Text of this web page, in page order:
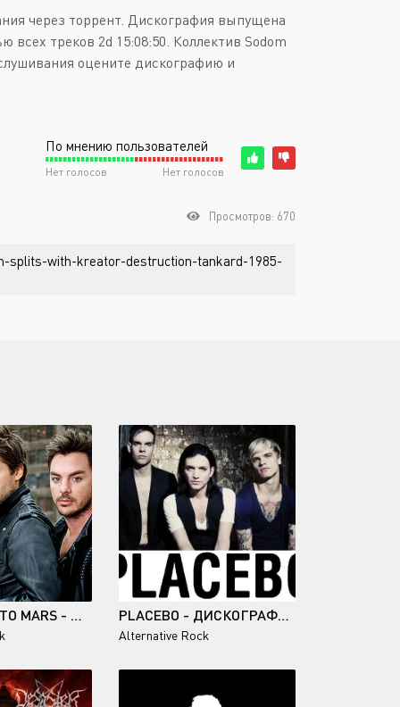
через торрент. Дискография выпущена
всех треков 2d 15:08:50. Коллектив Sodom
оцените дискографию и
По мнению пользователей
Нет голосов Нет голосов
Просмотров: 670
splits-with-kreator-destruction-tankard-1985-
30 SECONDS TO MARS - ДИСКОГРАФИЯ (2002-2013) PLACEBO - ДИСКОГРАФИЯ (1996-2016)
Alternative Rock